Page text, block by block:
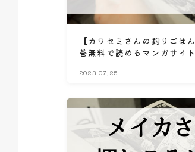
【カワセミさんの釣りごは
巻無料で読めるマンガサイ
スク比較情報
2023.07.25